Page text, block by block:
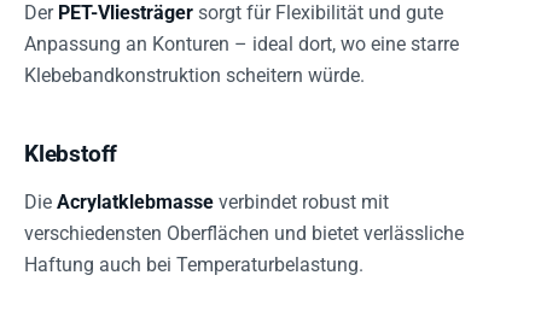
Der PET-Vliesträger sorgt für Flexibilität und gute
Anpassung an Konturen – ideal dort, wo eine starre
Klebebandkonstruktion scheitern würde.
Klebstoff
Die Acrylatklebmasse verbindet robust mit
verschiedensten Oberflächen und bietet verlässliche
Haftung auch bei Temperaturbelastung.